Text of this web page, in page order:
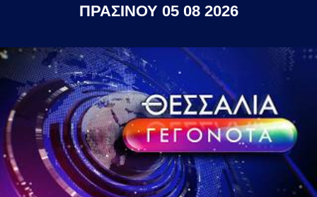
ΠΡΑΣΙΝΟΥ 05 08 2026